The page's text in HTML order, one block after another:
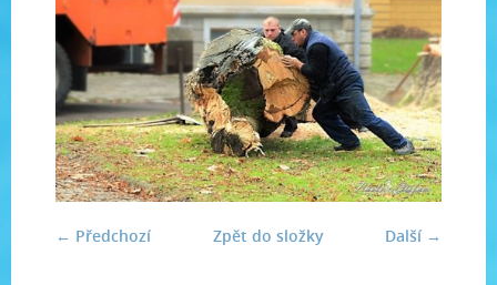
← Předchozí Další →
Zpět do složky